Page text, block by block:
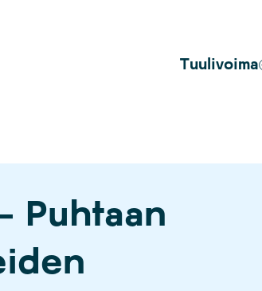
Tuulivoima
Puhtaan